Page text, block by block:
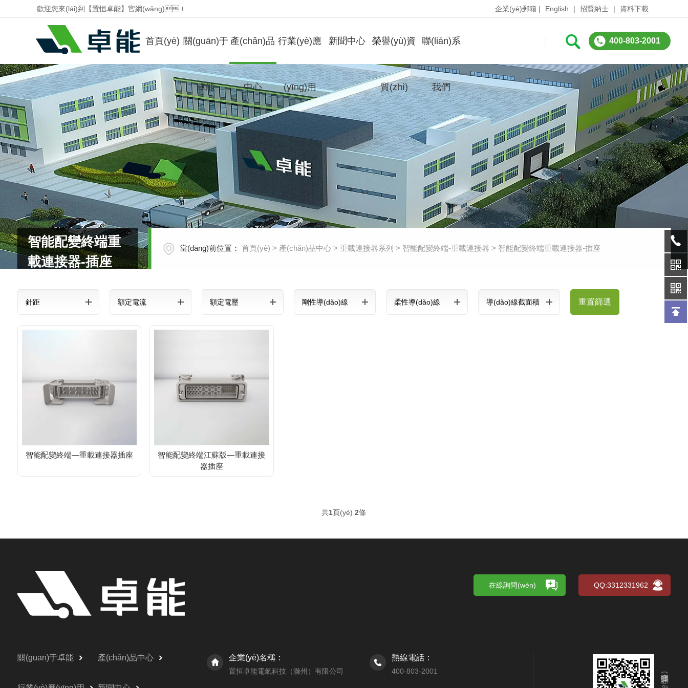
歡迎您來(lái)到【置恒卓能】官網(wǎng)！ 企業(yè)郵箱 | English | 招賢納士 | 資料下載
400-803-2001
首頁(yè) 關(guān)于
卓能
產(chǎn)品
中心
行業(yè)應
(yīng)用
新聞中心 榮譽(yù)資
質(zhì)
聯(lián)系
我們
智能配變終端重
載連接器-插座
當(dāng)前位置： 首頁(yè) > 產(chǎn)品中心> 重載連接器系列 > 智能配變終端-重載連接器 > 智能配變終端重載連接器-插座
針距 額定電流 額定電壓 剛性導(dǎo)線 柔性導(dǎo)線 導(dǎo)線截面積 重置篩選
智能配變終端—重載連接器插座
智能配變終端江蘇版—重載連接
器插座
共1頁(yè)2條
在線詢問(wèn) QQ:3312331962
關(guān)于卓能 產(chǎn)品中心 企業(yè)名稱：
置恒卓能電氣科技（滁州）有限公司
熱線電話：
400-803-2001